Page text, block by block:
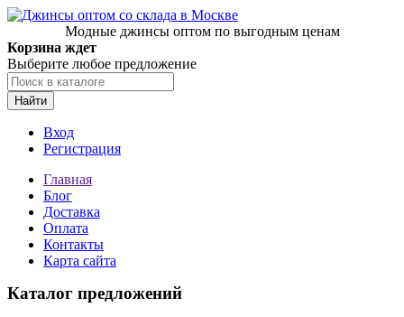
Модные джинсы оптом по выгодным ценам
Корзина ждет
Выберите любое предложение
Найти
Вход
Регистрация
Главная
Блог
Доставка
Оплата
Контакты
Карта сайта
Каталог предложений